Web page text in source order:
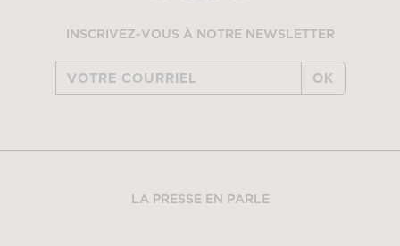
INSCRIVEZ-VOUS À NOTRE NEWSLETTER
OK
LA PRESSE EN PARLE